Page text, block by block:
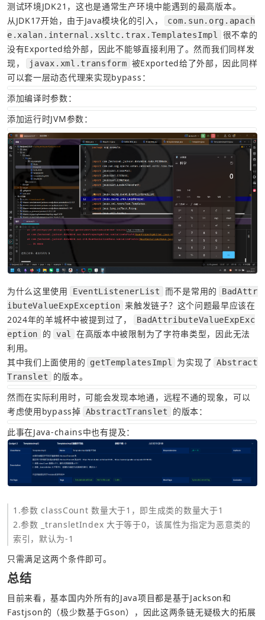
测试环境JDK21，这也是通常生产环境中能遇到的最高版本。
从JDK17开始，由于Java模块化的引入，
com.sun.org.apach
e.xalan.internal.xsltc.trax.TemplatesImpl
很不幸的
没有Exported给外部，因此不能够直接利用了。然而我们同样发
现，
javax.xml.transform 被Exported给了外部，因此同样
可以套一层动态代理来实现bypass：
添加编译时参数：
添加运行时JVM参数：
为什么这里使用 EventListenerList 而不是常用的
BadAttr
ibuteValueExpException 来触发链子？这个问题最早应该在
2024年的羊城杯中被提到过了，
BadAttributeValueExpExc
eption
的 val
在高版本中被限制为了字符串类型，因此无法
利用。
其中我们上面使用的
getTemplatesImpl 为实现了 Abstract
Translet
的版本。
然而在实际利用时，可能会发现本地通，远程不通的现象，可以
考虑使用bypass掉 AbstractTranslet
的版本：
此事在Java-chains中也有提及：
2.参数 _transletIndex 大于等于0，该属性为指定为恶意类的
索引，默认为-1
只需满足这两个条件即可。
总结
目前来看，基本国内外所有的Java项目都是基于Jackson和
Fastjson的（极少数基于Gson），因此这两条链无疑极大的拓展